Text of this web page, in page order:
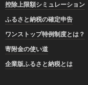
控除上限額シミュレーション
ふるさと納税の確定申告
ワンストップ特例制度とは？
寄附金の使い道
企業版ふるさと納税とは